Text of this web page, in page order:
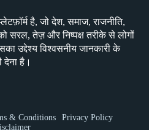
है, जो देश, समाज, राजनीति,
सरल, तेज़ और निष्पक्ष तरीके से लोगों
उद्देश्य विश्वसनीय जानकारी के
है।
& Conditions
Privacy Policy